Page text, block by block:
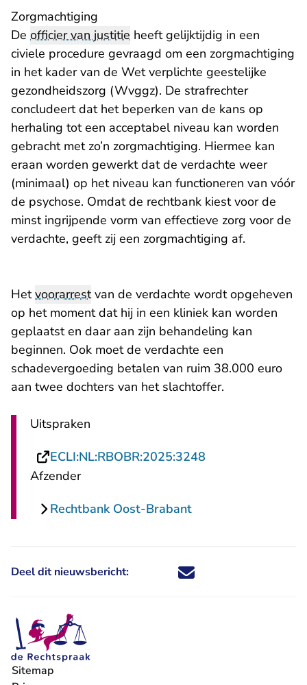
Zorgmachtiging
De officier van justitie heeft gelijktijdig in een
civiele procedure gevraagd om een zorgmachtiging
in het kader van de Wet verplichte geestelijke
gezondheidszorg (Wvggz). De strafrechter
concludeert dat het beperken van de kans op
herhaling tot een acceptabel niveau kan worden
gebracht met zo’n zorgmachtiging. Hiermee kan
eraan worden gewerkt dat de verdachte weer
(minimaal) op het niveau kan functioneren van vóór
de psychose. Omdat de rechtbank kiest voor de
minst ingrijpende vorm van effectieve zorg voor de
verdachte, geeft zij een zorgmachtiging af.
Hetvoorarrestvan de verdachte wordt opgeheven
op het moment dat hij in een kliniek kan worden
geplaatst en daar aan zijn behandeling kan
beginnen. Ook moet de verdachte een
schadevergoeding betalen van ruim 38.000 euro
aan twee dochters van het slachtoffer.
Uitspraken
ECLI:NL:RBOBR:2025:3248
Afzender
Rechtbank Oost-Brabant
Deel dit nieuwsbericht: Deel dit nieuwsbericht via X -
Deel dit nieuwsbericht via
Deel dit nieuwsbericht
Deel dit
Sitemap